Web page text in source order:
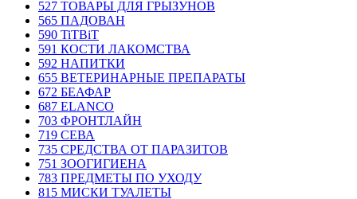
527 ТОВАРЫ ДЛЯ ГРЫЗУНОВ
565 ПАДОВАН
590 TiTBiT
591 КОСТИ ЛАКОМСТВА
592 НАПИТКИ
655 ВЕТЕРИНАРНЫЕ ПРЕПАРАТЫ
672 БЕАФАР
687 ELANCO
703 ФРОНТЛАЙН
719 СЕВА
735 СРЕДСТВА ОТ ПАРАЗИТОВ
751 ЗООГИГИЕНА
783 ПРЕДМЕТЫ ПО УХОДУ
815 МИСКИ ТУАЛЕТЫ